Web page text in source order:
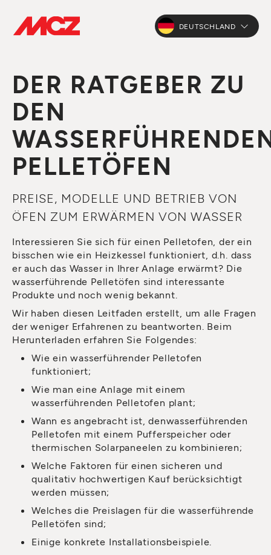
DEUTSCHLAND
DER RATGEBER ZU
DEN
PELLETÖFEN
PREISE, MODELLE UND BETRIEB VON
ÖFEN ZUM ERWÄRMEN VON WASSER
Interessieren Sie sich für einen Pelletofen, der ein
bisschen wie ein Heizkessel funktioniert, d.h. dass
er auch das Wasser in Ihrer Anlage erwärmt? Die
wasserführende Pelletöfen sind interessante
Produkte und noch wenig bekannt.
Wir haben diesen Leitfaden erstellt, um alle Fragen
der weniger Erfahrenen zu beantworten. Beim
Herunterladen erfahren Sie Folgendes:
Wie ein wasserführender Pelletofen
funktioniert;
Wie man eine Anlage mit einem
wasserführenden Pelletofen plant;
Wann es angebracht ist, denwasserführenden
Pelletofen mit einem Pufferspeicher oder
thermischen Solarpaneelen zu kombinieren;
Welche Faktoren für einen sicheren und
qualitativ hochwertigen Kauf berücksichtigt
werden müssen;
Welches die Preislagen für die wasserführende
Pelletöfen sind;
Einige konkrete Installationsbeispiele.